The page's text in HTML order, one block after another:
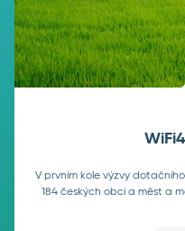
V prvním kole výzvy
184 českých obcí a měst a